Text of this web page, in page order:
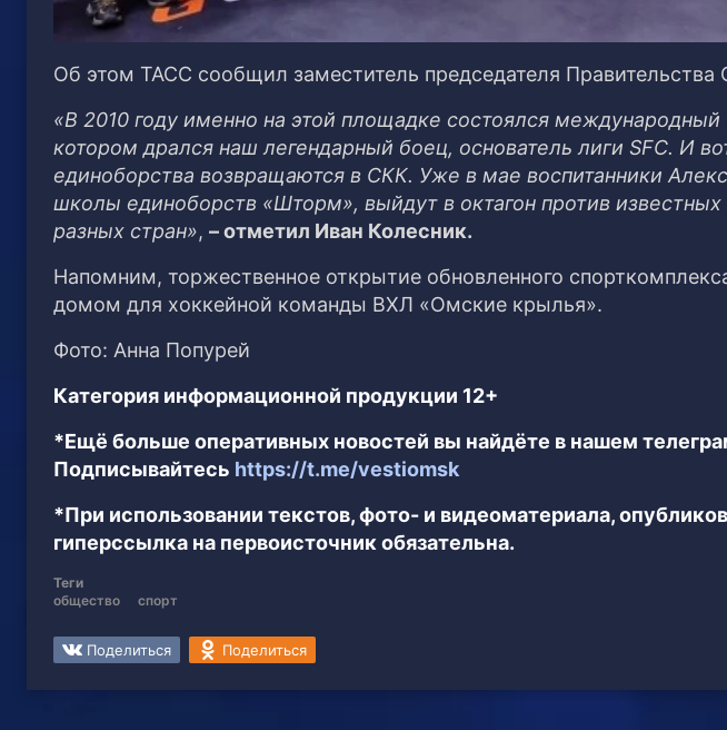
Об этом ТАСС сообщил заместитель председателя
«В 2010 году именно на этой площадке состоялся
котором дрался наш легендарный боец, основатель лиги SFC. И
единоборства возвращаются в СКК. Уже в мае воспитанники
школы единоборств «Шторм», выйдут в октагон против
разных стран», – отметил Иван Колесник.
Напомним, торжественное открытие обновленного
домом для хоккейной команды ВХЛ «Омские крылья».
Фото: Анна Попурей
Категория информационной продукции 12+
*Ещё больше оперативных новостей вы найдёте в нашем
Подписывайтесь https://t.me/vestiomsk
*При использовании текстов, фото- и видеоматериала,
гиперссылка на первоисточник обязательна.
Теги
общество
спорт
Поделиться Поделиться